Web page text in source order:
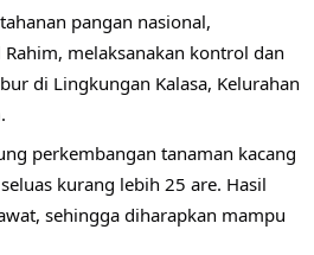
pangan nasional,
melaksanakan kontrol dan
di Lingkungan Kalasa, Kelurahan
perkembangan tanaman kacang
kurang lebih 25 are. Hasil
sehingga diharapkan mampu